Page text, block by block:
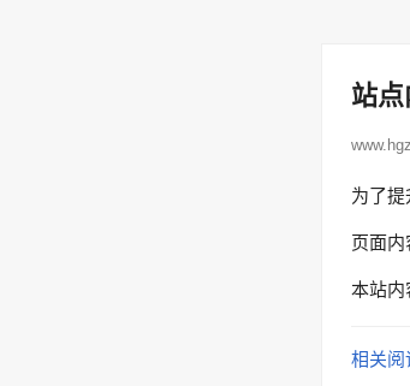
站
为了提
页面内
本站内
相关阅